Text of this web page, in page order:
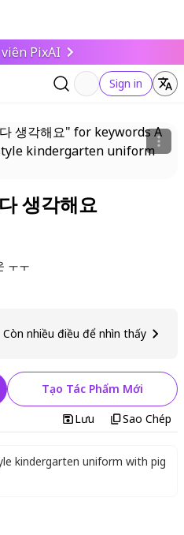
PixAI
Sign in
생각해요
ㅜㅜ
Còn nhiều điều để nhìn thấy
Tạo Tác Phẩm Mới
Lưu Sao Chép
kindergarten uniform with pig